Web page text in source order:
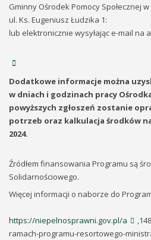
Gminny Ośrodek Pomocy Społecznej
ul. Ks. Eugeniusz Łudzika 1:
lub elektronicznie wysyłając e-mail na
Dodatkowe informacje można
w dniach i godzinach pracy
powyższych zgłoszeń zostanie
potrzeb oraz kalkulacja środków
2024.
Źródłem finansowania Programu są
Solidarnościowego.
Więcej informacji o naborze do
https://niepelnosprawni.gov.pl/a
ramach-programu-resortowego-